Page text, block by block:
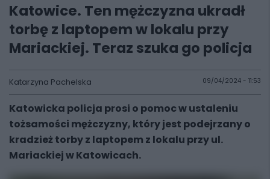
Katowice. Ten mężczyzna ukradł
torbę z laptopem w lokalu przy
Mariackiej. Teraz szuka go policja
Katarzyna Pachelska 09/04/2024 - 11:53
Katowicka policja prosi o pomoc w ustaleniu
tożsamości mężczyzny, który jest podejrzany o
kradzież torby z laptopem z lokalu przy ul.
Mariackiej w Katowicach.